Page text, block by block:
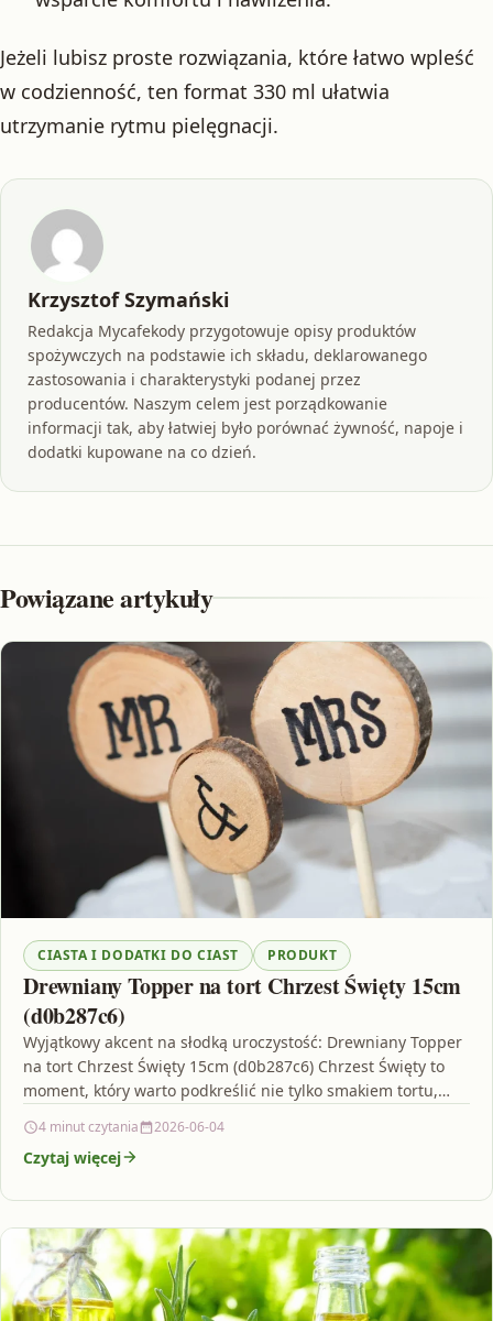
Jeżeli lubisz proste rozwiązania, które łatwo wpleść
w codzienność, ten format 330 ml ułatwia
utrzymanie rytmu pielęgnacji.
Krzysztof Szymański
Redakcja Mycafekody przygotowuje opisy produktów
spożywczych na podstawie ich składu, deklarowanego
zastosowania i charakterystyki podanej przez
producentów. Naszym celem jest porządkowanie
informacji tak, aby łatwiej było porównać żywność, napoje i
dodatki kupowane na co dzień.
Powiązane artykuły
CIASTA I DODATKI DO CIAST PRODUKT
Drewniany Topper na tort Chrzest Święty 15cm
(d0b287c6)
Wyjątkowy akcent na słodką uroczystość: Drewniany Topper
na tort Chrzest Święty 15cm (d0b287c6) Chrzest Święty to
moment, który warto podkreślić nie tylko smakiem tortu,…
4 minut czytania 2026-06-04
Czytaj więcej